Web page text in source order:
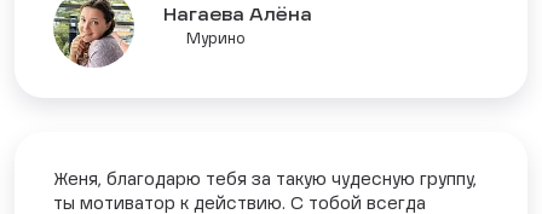
Нагаева Алёна
Мурино
Женя, благодарю тебя за такую чудесную группу,
ты мотиватор к действию. С тобой всегда